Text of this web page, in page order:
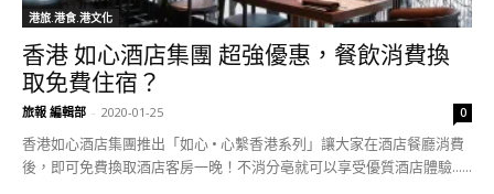
港旅.港食.港文化
香港 如心酒店集團 超強優惠，餐飲消費換
取免費住宿？
旅報 編輯部 - 2020-01-25 0
香港如心酒店集團推出「如心 • 心繫香港系列」讓大家在酒店餐廳消費
後，即可免費換取酒店客房一晚！不消分亳就可以享受優質酒店體驗......